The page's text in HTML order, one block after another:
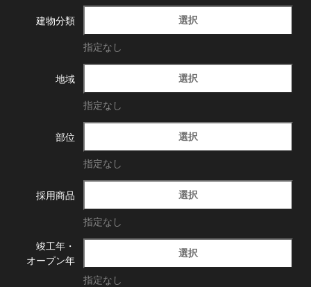
建物分類 選択
指定なし
地域 選択
指定なし
部位 選択
指定なし
採用商品 選択
指定なし
竣工年・
オープン年
選択
指定なし